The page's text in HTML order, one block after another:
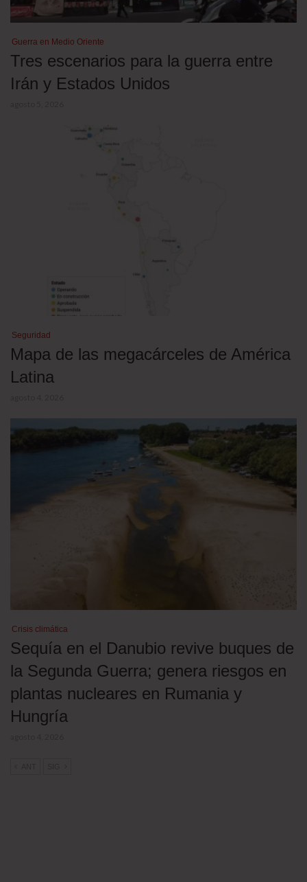
Guerra en Medio Oriente
Tres escenarios para la guerra entre
Irán y Estados Unidos
Seguridad
Mapa de las megacárceles de América
Latina
Crisis climática
Sequía en el Danubio revive buques de
la Segunda Guerra; genera riesgos en
plantas nucleares en Rumania y
Hungría